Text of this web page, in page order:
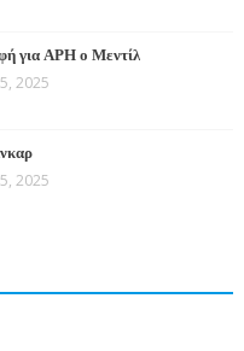
για ΑΡΗ ο Μεντίλ
2025
2025